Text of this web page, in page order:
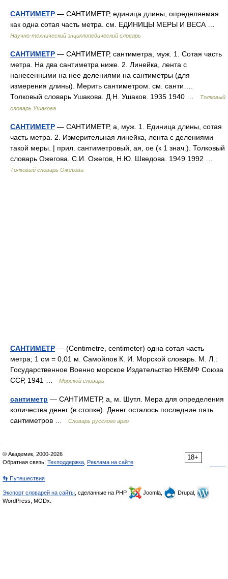
САНТИМЕТР — САНТИМЕТР, единица длины, определяемая
как одна сотая часть метра. см. ЕДИНИЦЫ МЕРЫ И ВЕСА …
Научно-технический энциклопедический словарь
САНТИМЕТР — САНТИМЕТР, сантиметра, муж. 1. Сотая часть
метра. На два сантиметра ниже. 2. Линейка, лента с
нанесенными на нее делениями на сантиметры (для
измерения длины). Мерить сантиметром. см. санти….
Толковый словарь Ушакова. Д.Н. Ушаков. 1935 1940 …
Толковый
словарь Ушакова
САНТИМЕТР — САНТИМЕТР, а, муж. 1. Единица длины, сотая
часть метра. 2. Измерительная линейка, лента с делениями
такой меры. | прил. сантиметровый, ая, ое (к 1 знач.). Толковый
словарь Ожегова. С.И. Ожегов, Н.Ю. Шведова. 1949 1992 …
Толковый словарь Ожегова
САНТИМЕТР — (Centimetre, centimeter) одна сотая часть
метра; 1 см = 0,01 м. Самойлов К. И. Морской словарь. М. Л.:
Государственное Военно морское Издательство НКВМФ Союза
ССР, 1941 …
Морской словарь
сантиметр — САНТИМЕТР, а, м. Шутл. Мера для определения
количества денег (в стопке). Денег осталось последние пять
сантиметров …
Словарь русского арго
18+
© Академик, 2000-2026
Обратная связь: Техподдержка Реклама на сайте
👣 Путешествия
Экспорт словарей на сайты , сделанные на PHP, Joomla,
Drupal,
WordPress, MODx.